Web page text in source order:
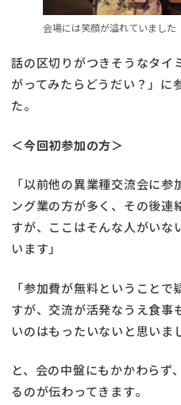
会場には笑顔が溢れていました
話の区切りがつきそうなタイ
がってみたらどうだい？」に
た。
＜今回初参加の方＞
「以前他の異業種交流会に
ング業の方が多く、その後連
すが、ここはそんな人がいな
います」
「参加費が無料ということ
すが、交流が活発なうえ食事
いのはもったいないと思いま
と、会の中盤にもかかわらず
るのが伝わってきます。